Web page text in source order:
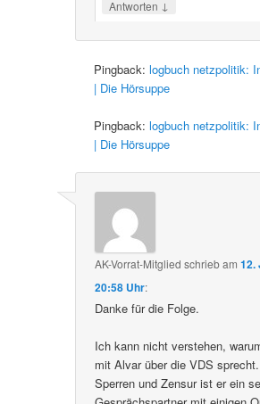
Antworten ↓
Pingback:logbuch netzpolitik:
| Die Hörsuppe
Pingback:logbuch netzpolitik:
| Die Hörsuppe
AK-Vorrat-Mitglied schriebam12.
20:58 Uhr:
Danke für die Folge.
Ich kann nicht verstehen,
mit Alvar über die VDS
Sperren und Zensur ist er ein